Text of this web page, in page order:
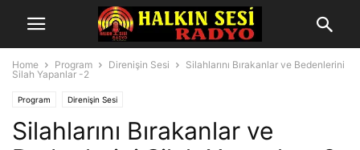
Home Program Direnişin Sesi
Silahlarını Bırakanlar ve Bedenlerini
Silah Yapanlar -2
Program Direnişin Sesi
Silahlarını Bırakanlar ve